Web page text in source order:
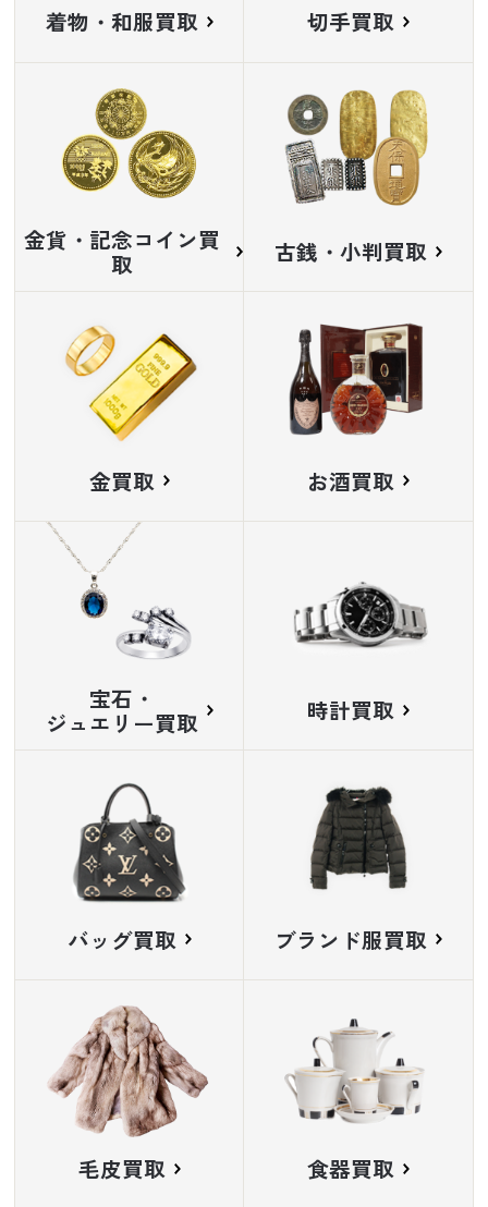
着物・和服買取 切手買取
金貨・記念コイン買
取 古銭・小判買取
金買取 お酒買取
宝石・
ジュエリー買取 時計買取
バッグ買取 ブランド服買取
毛皮買取 食器買取